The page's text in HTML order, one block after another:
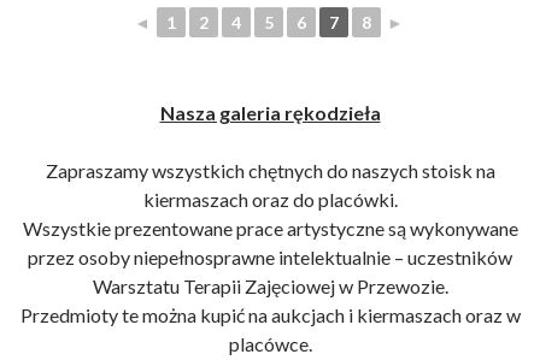
◄ 1 2 4 5 6 7 8 ►
Nasza galeria rękodzieła
Zapraszamy wszystkich chętnych do naszych stoisk na
kiermaszach oraz do placówki.
Wszystkie prezentowane prace artystyczne są wykonywane
przez osoby niepełnosprawne intelektualnie – uczestników
Warsztatu Terapii Zajęciowej w Przewozie.
Przedmioty te można kupić na aukcjach i kiermaszach oraz w
placówce.